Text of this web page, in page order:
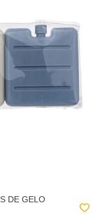
DE GELO